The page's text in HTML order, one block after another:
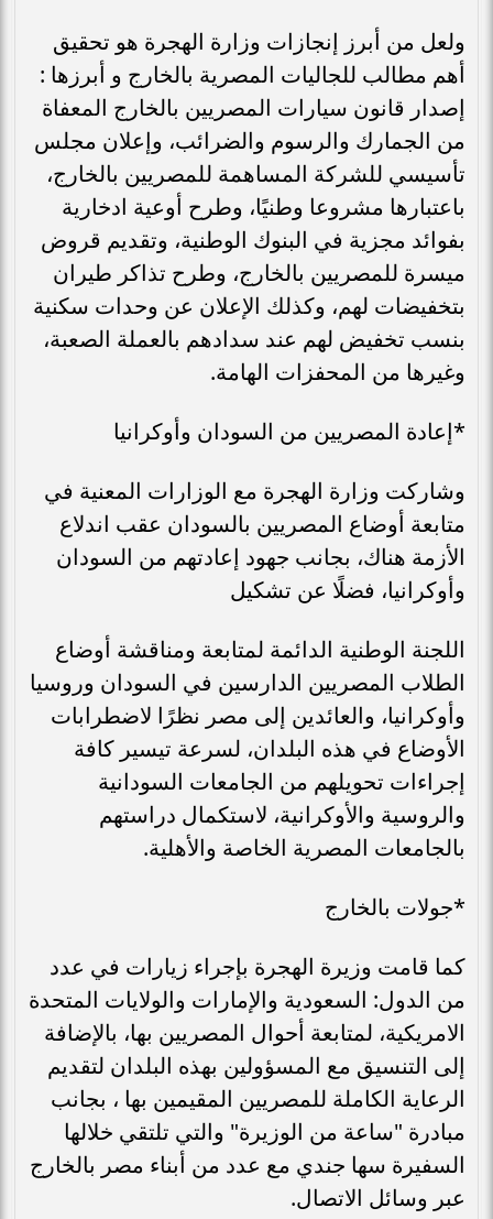
ولعل من أبرز إنجازات وزارة الهجرة هو تحقيق
أهم مطالب للجاليات المصرية بالخارج و أبرزها :
إصدار قانون سيارات المصريين بالخارج المعفاة
من الجمارك والرسوم والضرائب، وإعلان مجلس
تأسيسي للشركة المساهمة للمصريين بالخارج،
باعتبارها مشروعا وطنيًا، وطرح أوعية ادخارية
بفوائد مجزية في البنوك الوطنية، وتقديم قروض
ميسرة للمصريين بالخارج، وطرح تذاكر طيران
بتخفيضات لهم، وكذلك الإعلان عن وحدات سكنية
بنسب تخفيض لهم عند سدادهم بالعملة الصعبة،
وغيرها من المحفزات الهامة.
*إعادة المصريين من السودان وأوكرانيا
وشاركت وزارة الهجرة مع الوزارات المعنية في
متابعة أوضاع المصريين بالسودان عقب اندلاع
الأزمة هناك، بجانب جهود إعادتهم من السودان
وأوكرانيا، فضلًا عن تشكيل
اللجنة الوطنية الدائمة لمتابعة ومناقشة أوضاع
الطلاب المصريين الدارسين في السودان وروسيا
وأوكرانيا، والعائدين إلى مصر نظرًا لاضطرابات
الأوضاع في هذه البلدان، لسرعة تيسير كافة
إجراءات تحويلهم من الجامعات السودانية
والروسية والأوكرانية، لاستكمال دراستهم
بالجامعات المصرية الخاصة والأهلية.
*جولات بالخارج
كما قامت وزيرة الهجرة بإجراء زيارات في عدد
من الدول: السعودية والإمارات والولايات المتحدة
الامريكية، لمتابعة أحوال المصريين بها، بالإضافة
إلى التنسيق مع المسؤولين بهذه البلدان لتقديم
الرعاية الكاملة للمصريين المقيمين بها ، بجانب
مبادرة "ساعة من الوزيرة" والتي تلتقي خلالها
السفيرة سها جندي مع عدد من أبناء مصر بالخارج
عبر وسائل الاتصال.